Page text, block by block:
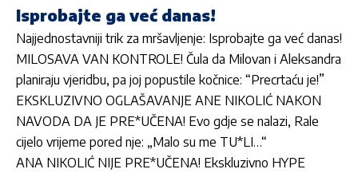
Isprobajte ga već danas!
Najjednostavniji trik za mršavljenje: Isprobajte ga već danas!
MILOSAVA VAN KONTROLE! Čula da Milovan i Aleksandra
planiraju vjeridbu, pa joj popustile kočnice: “Precrtaću je!”
EKSKLUZIVNO OGLAŠAVANJE ANE NIKOLIĆ NAKON
NAVODA DA JE PRE*UČENA! Evo gdje se nalazi, Rale
cijelo vrijeme pored nje: „Malo su me TU*LI…“
ANA NIKOLIĆ NIJE PRE*UČENA! Ekskluzivno HYPE